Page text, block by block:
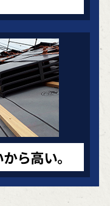
ら高い。